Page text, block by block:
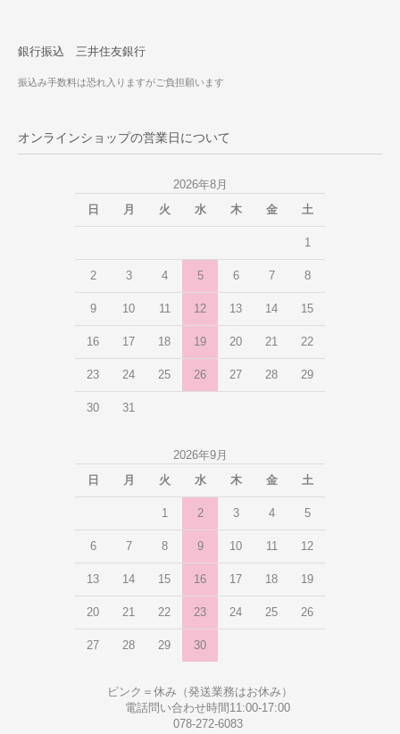
銀行振込 三井住友銀行
振込み手数料は恐れ入りますがご負担願います
オンラインショップの営業日について
2026年8月
日
月 火 水 木 金 土
1
2 3 4 5 6 7 8
9 10 11 12 13 14 15
16 17 18 19 20 21 22
23 24 25 26 27 28 29
30 31
2026年9月
日
月 火 水 木 金 土
1 2 3 4 5
6 7 8 9 10 11 12
13 14 15 16 17 18 19
20 21 22 23 24 25 26
27 28 29 30
ピンク＝休み（発送業務はお休み）
電話問い合わせ時間11:00-17:00
078-272-6083